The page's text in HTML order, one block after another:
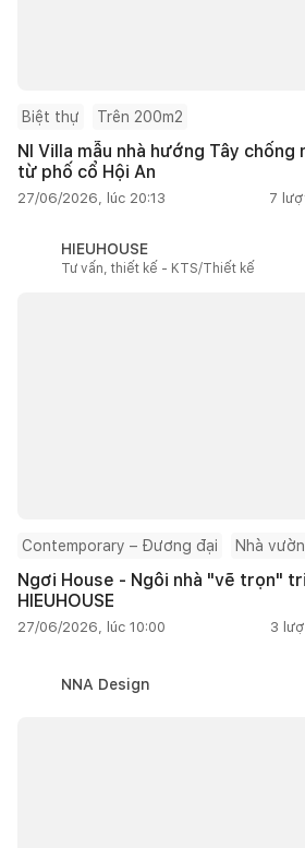
Biệt thự Trên 200m2
NI Villa mẫu nhà hướng Tây chống
từ phố cổ Hội An
27/06/2026, lúc 20:13 7
HIEUHOUSE
Tư vấn, thiết kế - KTS/Thiết kế
Contemporary – Đương đại Nhà vườn
Ngơi House - Ngôi nhà "vẽ trọn"
HIEUHOUSE
27/06/2026, lúc 10:00 3
NNA Design